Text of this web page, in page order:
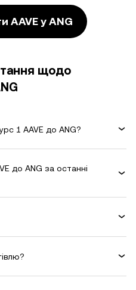
AAVE у ANG
щодо
1 AAVE до ANG?
до ANG за останні